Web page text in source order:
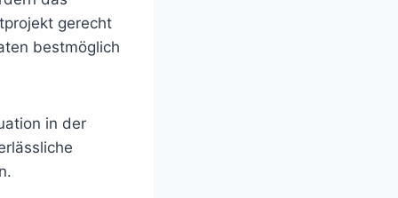
gerecht
bestmöglich
in der